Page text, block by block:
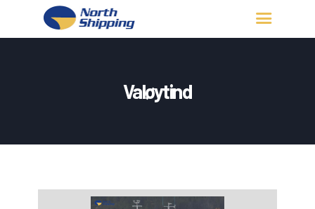
Valøytind
KONTAKT OSS